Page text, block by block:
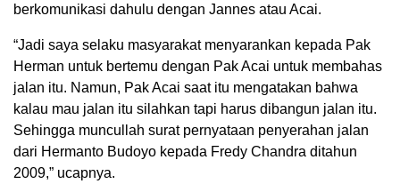
berkomunikasi dahulu dengan Jannes atau Acai.
“Jadi saya selaku masyarakat menyarankan kepada Pak
Herman untuk bertemu dengan Pak Acai untuk membahas
jalan itu. Namun, Pak Acai saat itu mengatakan bahwa
kalau mau jalan itu silahkan tapi harus dibangun jalan itu.
Sehingga muncullah surat pernyataan penyerahan jalan
dari Hermanto Budoyo kepada Fredy Chandra ditahun
2009,” ucapnya.